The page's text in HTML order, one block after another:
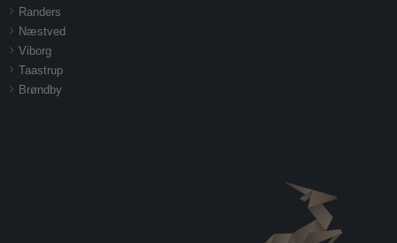
Randers
Næstved
Viborg
Taastrup
Brøndby